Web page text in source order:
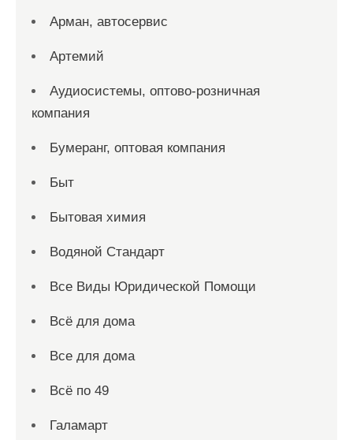
Арман, автосервис
Артемий
Аудиосистемы, оптово-розничная
компания
Бумеранг, оптовая компания
Быт
Бытовая химия
Водяной Стандарт
Все Виды Юридической Помощи
Всё для дома
Все для дома
Всё по 49
Галамарт